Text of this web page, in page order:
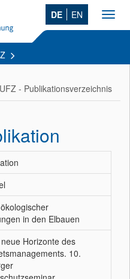
DE EN
UFZ - Publikationsverzeichnis
in den Elbauen
Horizonte des
10.